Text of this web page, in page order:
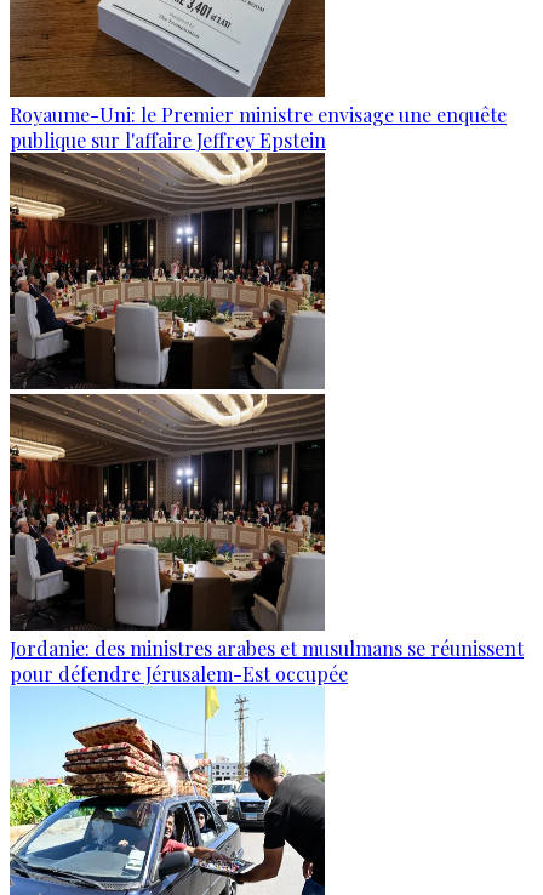
Royaume-Uni: le Premier ministre envisage une enquête
publique sur l'affaire Jeffrey Epstein
Jordanie: des ministres arabes et musulmans se réunissent
pour défendre Jérusalem-Est occupée